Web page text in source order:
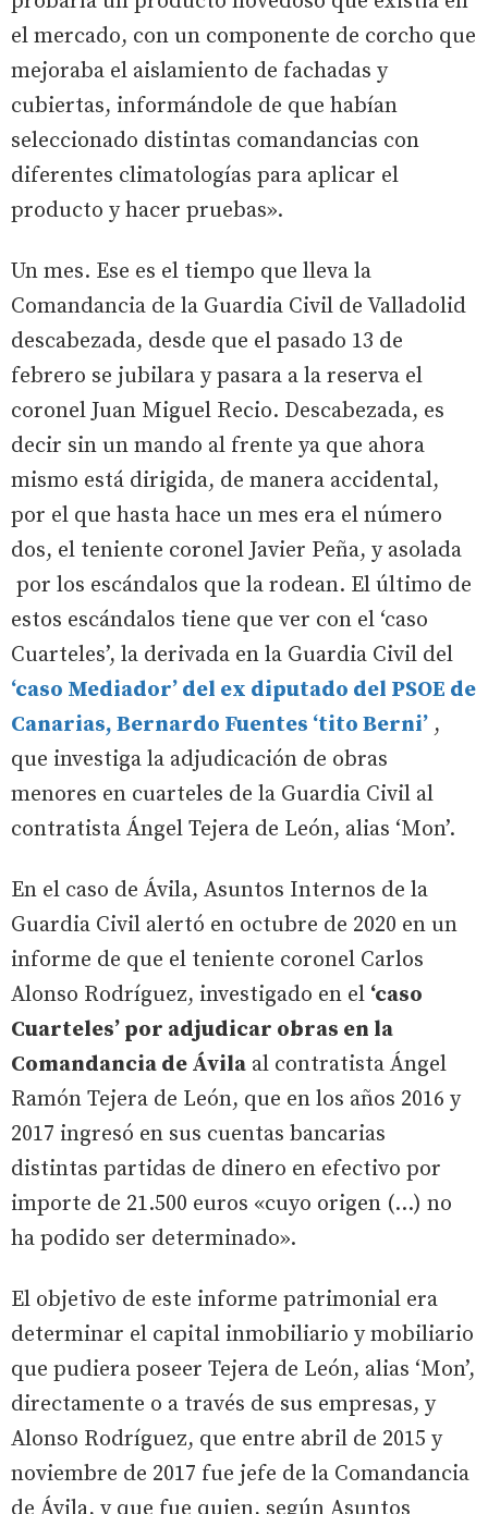
el mercado, con un componente de corcho que
mejoraba el aislamiento de fachadas y
cubiertas, informándole de que habían
seleccionado distintas comandancias con
diferentes climatologías para aplicar el
producto y hacer pruebas».
Un mes. Ese es el tiempo que lleva la
Comandancia de la Guardia Civil de Valladolid
descabezada, desde que el pasado 13 de
febrero se jubilara y pasara a la reserva el
coronel Juan Miguel Recio. Descabezada, es
decir sin un mando al frente ya que ahora
mismo está dirigida, de manera accidental,
por el que hasta hace un mes era el número
dos, el teniente coronel Javier Peña, y asolada
por los escándalos que la rodean. El último de
estos escándalos tiene que ver con el ‘caso
Cuarteles’, la derivada en la Guardia Civil del
‘caso Mediador’ del ex diputado del PSOE de
Canarias, Bernardo Fuentes ‘tito Berni’ ,
que investiga la adjudicación de obras
menores en cuarteles de la Guardia Civil al
contratista Ángel Tejera de León, alias ‘Mon’.
En el caso de Ávila, Asuntos Internos de la
Guardia Civil alertó en octubre de 2020 en un
informe de que el teniente coronel Carlos
Alonso Rodríguez, investigado en el ‘caso
Cuarteles’ por adjudicar obras en la
Comandancia de Ávila al contratista Ángel
Ramón Tejera de León, que en los años 2016 y
2017 ingresó en sus cuentas bancarias
distintas partidas de dinero en efectivo por
importe de 21.500 euros «cuyo origen (...) no
ha podido ser determinado».
El objetivo de este informe patrimonial era
determinar el capital inmobiliario y mobiliario
que pudiera poseer Tejera de León, alias ‘Mon’,
directamente o a través de sus empresas, y
Alonso Rodríguez, que entre abril de 2015 y
noviembre de 2017 fue jefe de la Comandancia